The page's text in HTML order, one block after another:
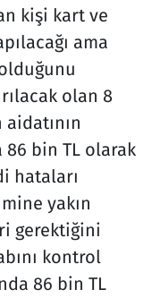
kişi kart ve
ama
olan 8
86 bin TL olarak
hataları
yakın
gerektiğini
kontrol
86 bin TL